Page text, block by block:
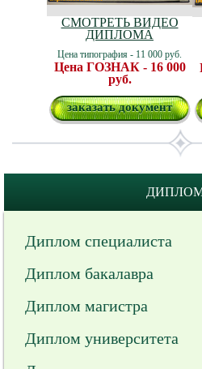
СМОТРЕТЬ ВИДЕО
ДИПЛОМА
Цена типография - 11 000 руб.
Цена ГОЗНАК - 16 000
руб.
заказать документ
Диплом специалиста
Диплом бакалавра
Диплом магистра
Диплом университета